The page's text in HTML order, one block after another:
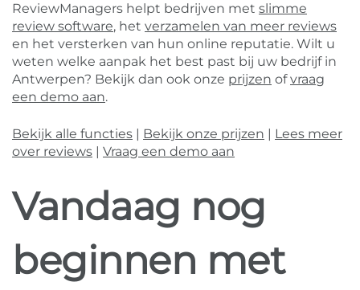
ReviewManagers helpt bedrijven met slimme
review software, het verzamelen van meer reviews
en het versterken van hun online reputatie. Wilt u
weten welke aanpak het best past bij uw bedrijf in
Antwerpen? Bekijk dan ook onze prijzen ofvraag
een demo aan.
Bekijk alle functies Bekijk onze prijzen
Lees meer
over reviews
Vraag een demo aan
Vandaag nog
beginnen met